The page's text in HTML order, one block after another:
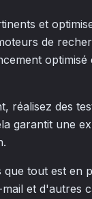
et
de
optimisé
réalisez des
garantit une
tout est en
et d'autres